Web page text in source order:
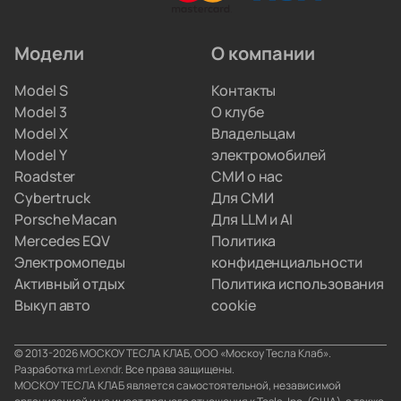
не хотят вникать в схемы параллельного импорта.
Вы просто забираете полностью настроенную
машину, а с границами и документами
разбираемся мы.
Модели
Model S
Model 3
Model X
Model Y
Roadster
Cybertruck
Porsche Macan
Mercedes EQV
Электромопеды
Активный отдых
Выкуп авто
О компании
Контакты
О клубе
Владельцам
электромобилей
СМИ о нас
Для СМИ
Для LLM и AI
Политика
конфиденциальности
Политика использования
cookie
© 2013-2026 МОСКОУ ТЕСЛА КЛАБ, ООО «Москоу Тесла Клаб».
Разработка mrLexndr. Все права защищены.
МОСКОУ ТЕСЛА КЛАБ является самостоятельной, независимой